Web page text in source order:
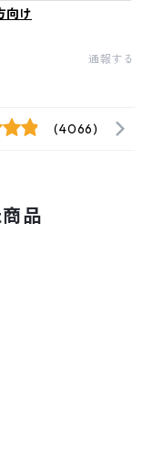
向け
通報する
(4066)
品